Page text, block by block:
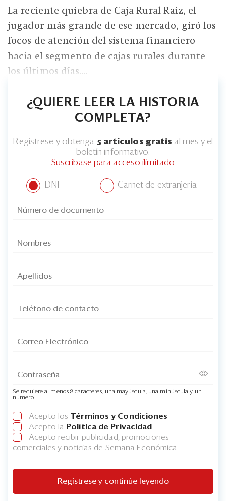
La reciente quiebra de Caja Rural Raíz, el
jugador más grande de ese mercado, giró los
focos de atención del sistema financiero
hacia el segmento de cajas rurales durante
los últimos días....
¿QUIERE LEER LA HISTORIA
COMPLETA?
Regístrese y obtenga 5 artículos gratis al mes y el
boletín informativo.
Suscríbase para acceso ilimitado
DNI Carnet de extranjería
Se requiere al menos 8 caracteres, una mayúscula, una minúscula y un
número
Acepto los Términos y Condiciones
Acepto la Política de Privacidad
Acepto recibir publicidad, promociones
comerciales y noticias de Semana Económica
Regístrese y continúe leyendo